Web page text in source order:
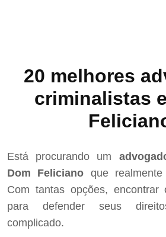
20 melhores
criminalistas
Está procurando um
Dom Feliciano que
Com tantas opções, encontrar
para defender seus
complicado.